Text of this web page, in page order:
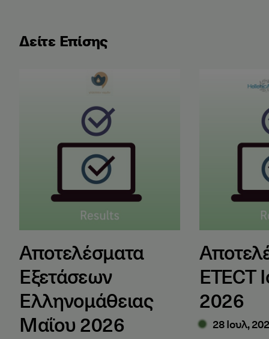
Δείτε Επίσης
Αποτελέσματα Εξετάσεων Ελληνομάθειας Μαΐου
Αποτελέσματα
Εξετάσεων
Ελληνομάθειας
Μαΐου 2026
ETECT
2026
28 Ιουλ,